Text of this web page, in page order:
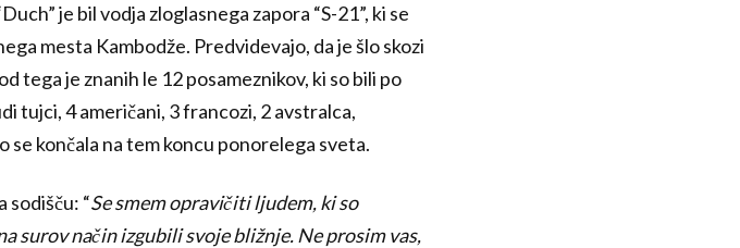
je bil vodja zloglasnega zapora “S-21”, ki se
mesta Kambodže. Predvidevajo, da je šlo skozi
tega je znanih le 12 posameznikov, ki so bili po
tujci, 4 američani, 3 francozi, 2 avstralca,
končala na tem koncu ponorelega sveta.
sodišču: “Se smem opravičiti ljudem, ki so
surov način izgubili svoje bližnje. Ne prosim vas,